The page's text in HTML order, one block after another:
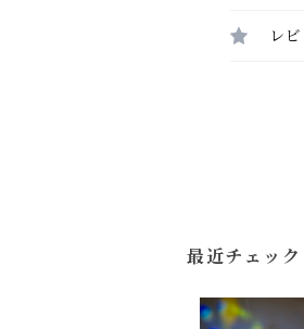
レ
最近チェッ